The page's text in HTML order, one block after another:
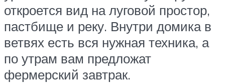
откроется вид на луговой простор,
пастбище и реку. Внутри домика в
ветвях есть вся нужная техника, а
по утрам вам предложат
фермерский завтрак.